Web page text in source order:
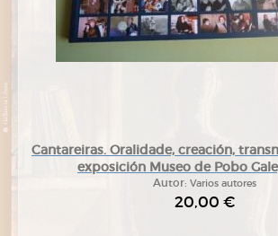
Cantareiras. Oralidade, creación,
exposición Museo de Pobo
Autor: Varios autores
20,00 €